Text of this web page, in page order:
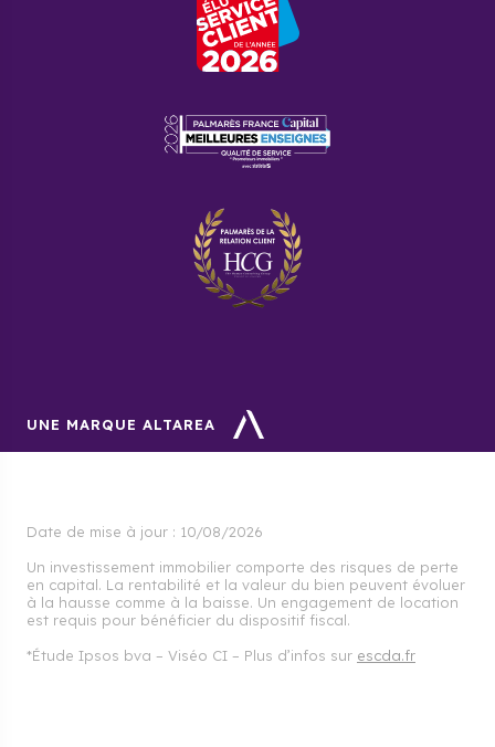
UNE MARQUE ALTAREA
Date de mise à jour : 10/08/2026
Un investissement immobilier comporte des risques de perte
en capital. La rentabilité et la valeur du bien peuvent évoluer
à la hausse comme à la baisse. Un engagement de location
est requis pour bénéficier du dispositif fiscal.
*Étude Ipsos bva – Viséo CI – Plus d’infos sur escda.fr